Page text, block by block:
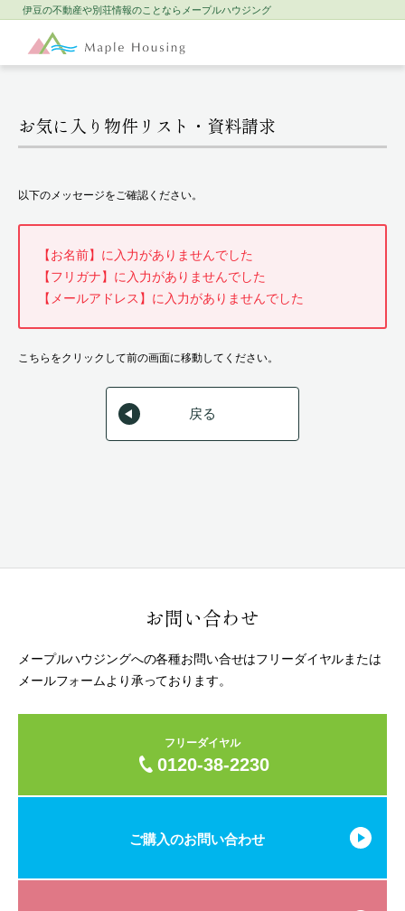
伊豆の不動産や別荘情報のことなら メープルハウジング
お気に入り物件リスト・資料請求
以下のメッセージをご確認ください。
【お名前】に入力がありませんでした
【フリガナ】に入力がありませんでした
【メールアドレス】に入力がありませんでした
こちらをクリックして前の画面に移動してください。
戻る
お問い合わせ
メープルハウジングへの各種お問い合せはフリーダイヤルまたは
メールフォームより承っております。
フリーダイヤル
0120-38-2230
ご購入のお問い合わせ